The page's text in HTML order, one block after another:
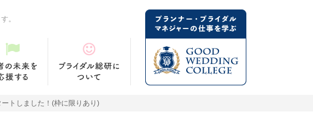
。
トしました！(枠に限りあり)